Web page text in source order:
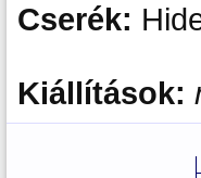
Cserék:
Kiállítások: